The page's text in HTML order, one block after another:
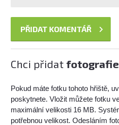
Chci přidat fotografie
Pokud máte fotku tohoto hřiště,
poskytnete. Vložit můžete fotku
maximální velikosti 16 MB.
potřebnou velikost. Odesláním